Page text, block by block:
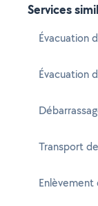
Services
Évacuation
Évacuation
Transport
Enlèvement